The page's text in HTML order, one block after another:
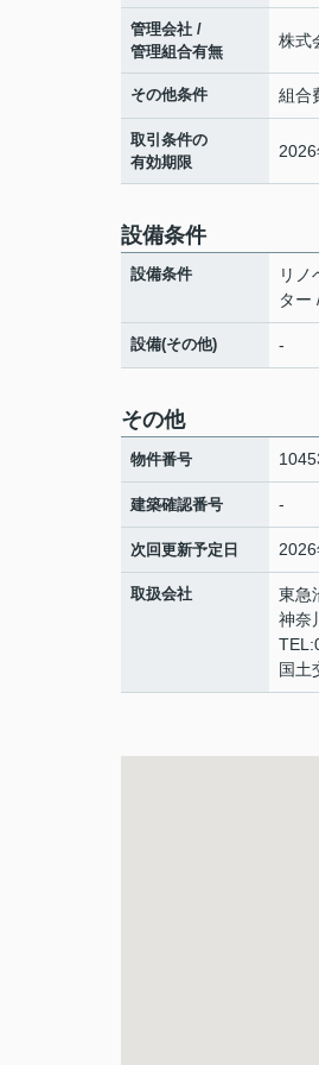
管理会社 /
管理組合有無
株式
その他条件 組合
取引条件の
有効期限
設備条件
設備条件
リノ
ター
設備(その他) -
その他
物件番号
建築確認番号 -
次回更新予定日
取扱会社
東急
神奈
国土